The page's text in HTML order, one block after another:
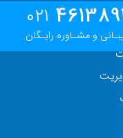
021
و مشـاوره رایـگان